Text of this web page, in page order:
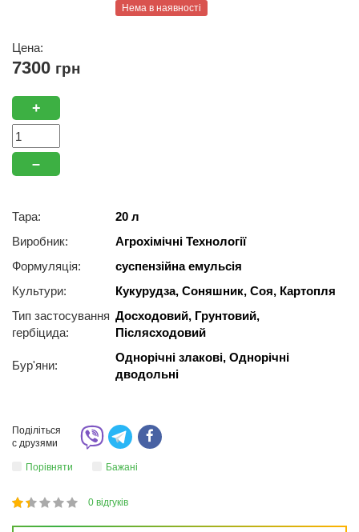
Нема в наявності
Цена:
7300 грн
+
–
Тара:
20 л
Виробник:
Агрохімічні Технології
Формуляція:
суспензійна емульсія
Культури:
Кукурудза, Соняшник, Соя, Картопля
Тип застосування
гербіцида:
Досходовий, Грунтовий,
Післясходовий
Бур'яни:
Однорічні злакові, Однорічні
дводольні
Поділіться
с друзями
Порівняти Бажані
26
1
2
3
4
5 0 відгуків